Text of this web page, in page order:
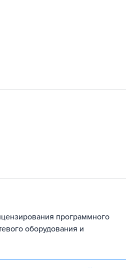
программного
оборудования и